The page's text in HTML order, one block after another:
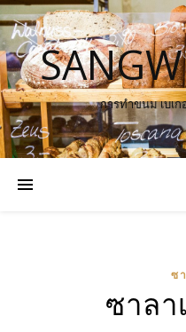
การทำขนม เบเ
ซ
ซาลา